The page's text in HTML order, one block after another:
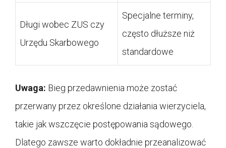
Długi wobec ZUS czy
Urzędu Skarbowego
Specjalne terminy,
często dłuższe niż
standardowe
Uwaga: Bieg przedawnienia może zostać
przerwany przez określone działania wierzyciela,
takie jak wszczęcie postępowania sądowego.
Dlatego zawsze warto dokładnie przeanalizować